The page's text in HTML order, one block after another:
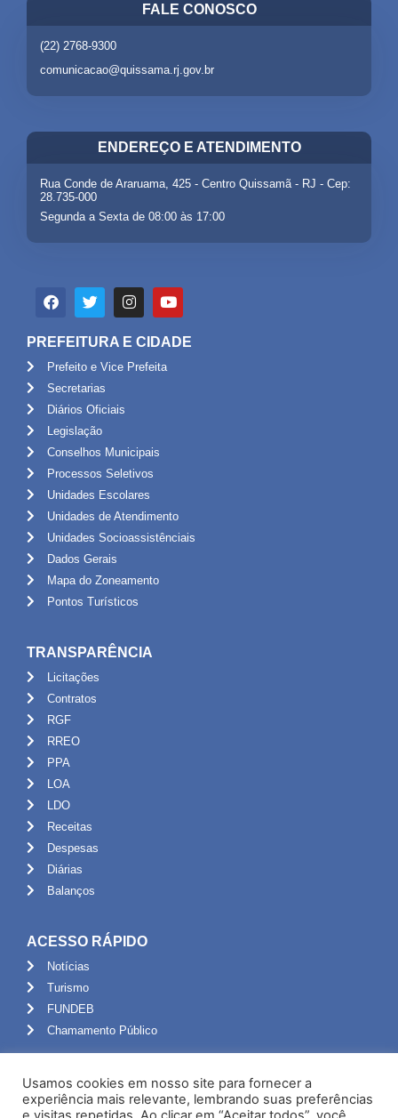
FALE CONOSCO
(22) 2768-9300
comunicacao@quissama.rj.gov.br
ENDEREÇO E ATENDIMENTO
Rua Conde de Araruama, 425 - Centro Quissamã - RJ - Cep:
28.735-000
Segunda a Sexta de 08:00 às 17:00
PREFEITURA E CIDADE
Prefeito e Vice Prefeita
Secretarias
Diários Oficiais
Legislação
Conselhos Municipais
Processos Seletivos
Unidades Escolares
Unidades de Atendimento
Unidades Socioassistênciais
Dados Gerais
Mapa do Zoneamento
Pontos Turísticos
TRANSPARÊNCIA
Licitações
Contratos
RGF
RREO
PPA
LOA
LDO
Receitas
Despesas
Diárias
Balanços
ACESSO RÁPIDO
Notícias
Turismo
FUNDEB
Chamamento Público
Portal do Servidor
Usamos cookies em nosso site para fornecer a
experiência mais relevante, lembrando suas preferências